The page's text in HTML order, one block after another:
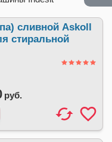
сливной Askoll
стиральной
руб.